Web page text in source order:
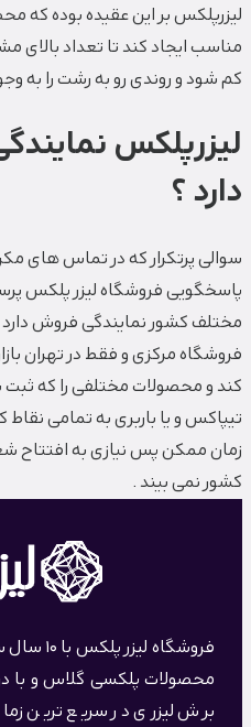
لیزرپلکس بر این عقیده بوده که
مناسب ایجاد کند تا تعداد بالای
کم شود و روندی رو به رشت را به
لیزرپلکس
دارد ؟
سوالی پرتکرار که در تماس های
پاسخگویی فروشگاه لیزر پلکس
مختلف کشور نمایندگی فروش دارد
فروشگاه مرکزی و فقط در تهران
کند و محصولات مختلفی را که
تیپاکس و یا باربری به تمامی
زمان ممکن پس نیازی به افتتاح
کشور نمی بیند .
فروشگاه
محصولات پلکسی گلاس و با
برش لیزری در سریع ترین